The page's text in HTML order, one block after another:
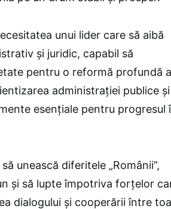
unui lider care să aibă
şi juridic, capabil să
pentru o reformă profundă a
administraţiei publice şi
esenţiale pentru progresul
unească diferitele „Românii”,
şi să lupte împotriva forțelor
dialogului şi cooperării între